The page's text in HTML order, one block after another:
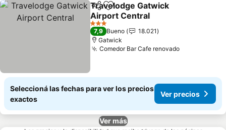
Compartir
Añadir a favoritos
Travelodge Gatwick
Airport Central
Ver precios
3 Estrellas
7,9 Bueno
18.021
Gatwick
Comedor Bar Cafe renovadoVer precios
Seleccioná las fechas para ver los precios
exactos
Ver precios
Ver más